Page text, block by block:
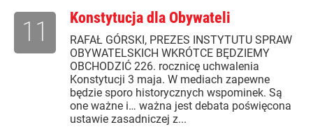
Konstytucja dla Obywateli
RAFAŁ GÓRSKI, PREZES INSTYTUTU SPRAW
OBYWATELSKICH WKRÓTCE BĘDZIEMY
OBCHODZIĆ 226. rocznicę uchwalenia
Konstytucji 3 maja. W mediach zapewne
będzie sporo historycznych wspominek. Są
one ważne i… ważna jest debata poświęcona
ustawie zasadniczej z...
11